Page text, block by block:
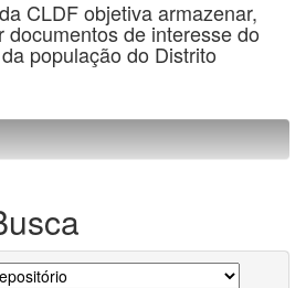
CLDF objetiva armazenar,
documentos de interesse do
população do Distrito